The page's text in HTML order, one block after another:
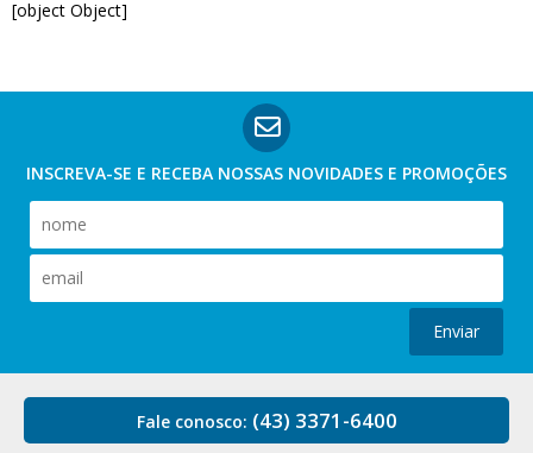
[object Object]
INSCREVA-SE E RECEBA NOSSAS NOVIDADES E PROMOÇÕES
Enviar
Fale conosco: (43) 3371-6400